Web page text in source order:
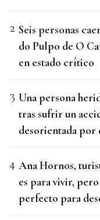
Seis personas
do Pulpo de O
en estado crítico
Una persona
tras sufrir un
desorientada por
Ana Hornos,
es para vivir,
perfecto para